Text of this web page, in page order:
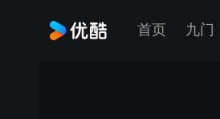
首页 九门